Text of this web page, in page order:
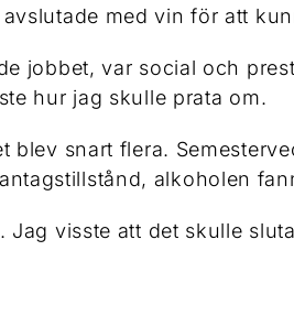
med vin för att
jobbet, var social och
hur jag skulle prata om.
blev snart flera.
alkoholen
visste att det skulle